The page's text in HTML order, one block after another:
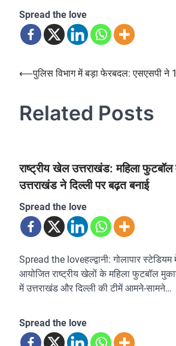
Spread the love
Post
⟵पुलिस विभाग में बड़ा फेरबदल: एसएसपी ने
Related Posts
राष्ट्रीय खेल उत्तराखंड: महिला फुटबॉल
उत्तराखंड ने दिल्ली पर बढ़त बनाई
Spread the love
Spread the loveहल्द्वानी: गोलापार स्टेडियम
आयोजित राष्ट्रीय खेलों के महिला फुटबॉल
में उत्तराखंड और दिल्ली की टीमें आमने-सामने…
Spread the love